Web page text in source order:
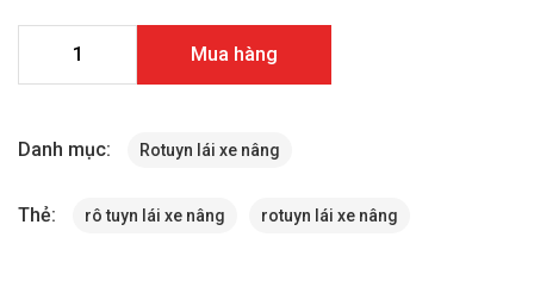
Mua hàng
Danh mục: Rotuyn lái xe nâng
Thẻ: rô tuyn lái xe nâng rotuyn lái xe nâng